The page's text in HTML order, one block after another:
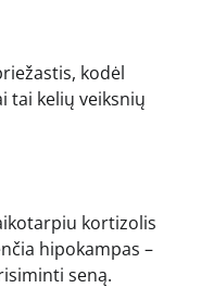
kodėl
tai kelių veiksnių
kortizolis
hipokampas –
seną.